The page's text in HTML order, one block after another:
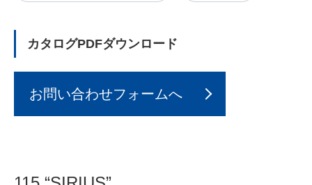
カタログPDFダウンロード
お問い合わせフォームへ